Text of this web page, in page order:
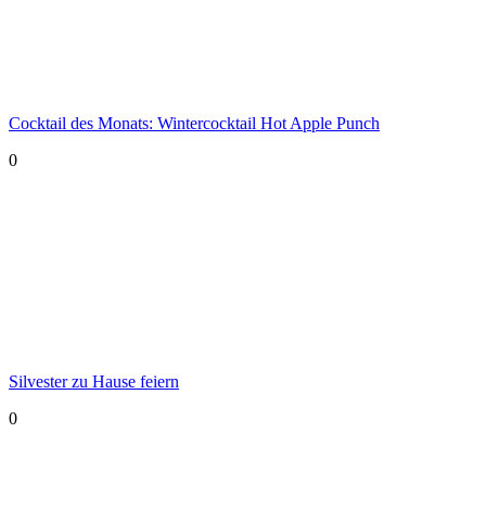
Cocktail des Monats: Wintercocktail Hot Apple Punch
0
Silvester zu Hause feiern
0